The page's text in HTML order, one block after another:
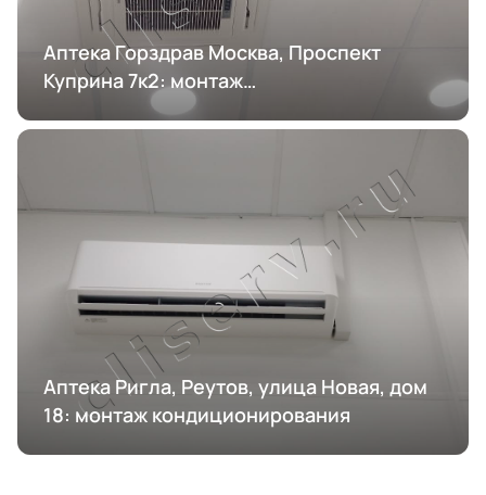
Аптека Горздрав Москва, Проспект
Куприна 7к2: монтаж
кондиционирования
Аптека Ригла, Реутов, улица Новая, дом
18: монтаж кондиционирования